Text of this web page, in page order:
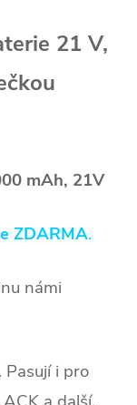
21 V,
mAh, 21V
ZDARMA.
námi
i pro